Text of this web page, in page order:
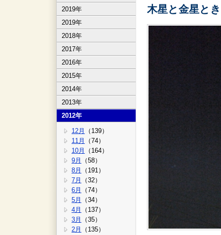
2019年
2019年
2018年
2017年
2016年
2015年
2014年
2013年
2012年
12月
（139）
11月
（74）
10月
（164）
9月
（58）
8月
（191）
7月
（32）
6月
（74）
5月
（34）
4月
（137）
3月
（35）
2月
（135）
木星と金星と